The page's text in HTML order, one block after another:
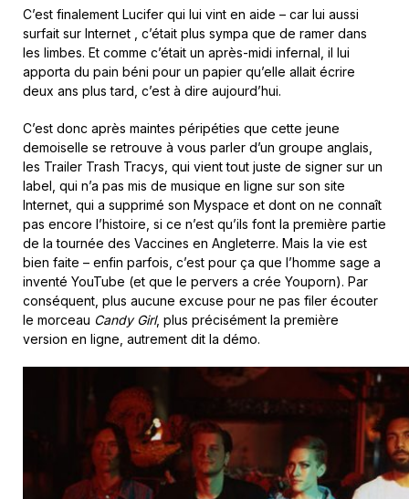
C’est finalement Lucifer qui lui vint en aide – car lui aussi
surfait sur Internet , c’était plus sympa que de ramer dans
les limbes. Et comme c’était un après-midi infernal, il lui
apporta du pain béni pour un papier qu’elle allait écrire
deux ans plus tard, c’est à dire aujourd’hui.
C’est donc après maintes péripéties que cette jeune
demoiselle se retrouve à vous parler d’un groupe anglais,
les Trailer Trash Tracys, qui vient tout juste de signer sur un
label, qui n’a pas mis de musique en ligne sur son site
Internet, qui a supprimé son Myspace et dont on ne connaît
pas encore l’histoire, si ce n’est qu’ils font la première partie
de la tournée des Vaccines en Angleterre. Mais la vie est
bien faite – enfin parfois, c’est pour ça que l’homme sage a
inventé YouTube (et que le pervers a crée Youporn). Par
conséquent, plus aucune excuse pour ne pas filer écouter
le morceau Candy Girl, plus précisément la première
version en ligne, autrement dit la démo.